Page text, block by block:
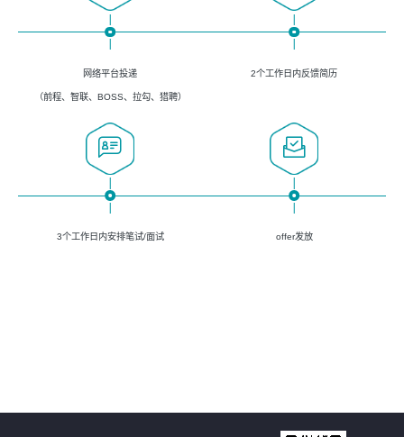
网络平台投递
（前程、智联、BOSS、拉勾、猎聘）
2个工作日内反馈简历
3个工作日内安排笔试/面试 offer发放